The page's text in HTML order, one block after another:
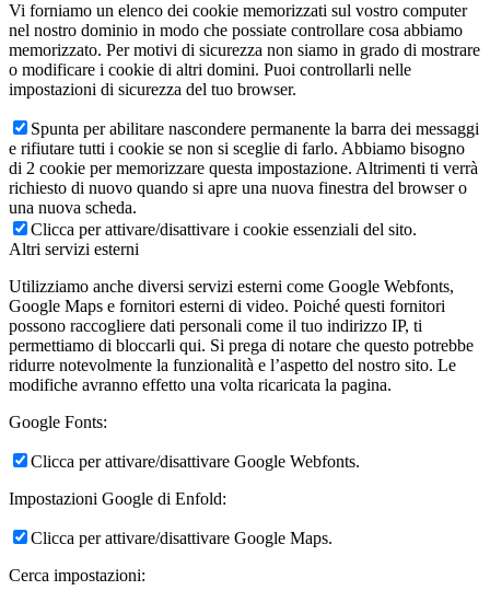
Vi forniamo un elenco dei cookie memorizzati sul vostro computer
nel nostro dominio in modo che possiate controllare cosa abbiamo
memorizzato. Per motivi di sicurezza non siamo in grado di mostrare
o modificare i cookie di altri domini. Puoi controllarli nelle
impostazioni di sicurezza del tuo browser.
Spunta per abilitare nascondere permanente la barra dei messaggi
e rifiutare tutti i cookie se non si sceglie di farlo. Abbiamo bisogno
di 2 cookie per memorizzare questa impostazione. Altrimenti ti verrà
richiesto di nuovo quando si apre una nuova finestra del browser o
una nuova scheda.
Clicca per attivare/disattivare i cookie essenziali del sito.
Altri servizi esterni
Utilizziamo anche diversi servizi esterni come Google Webfonts,
Google Maps e fornitori esterni di video. Poiché questi fornitori
possono raccogliere dati personali come il tuo indirizzo IP, ti
permettiamo di bloccarli qui. Si prega di notare che questo potrebbe
ridurre notevolmente la funzionalità e l’aspetto del nostro sito. Le
modifiche avranno effetto una volta ricaricata la pagina.
Google Fonts:
Clicca per attivare/disattivare Google Webfonts.
Impostazioni Google di Enfold:
Clicca per attivare/disattivare Google Maps.
Cerca impostazioni: